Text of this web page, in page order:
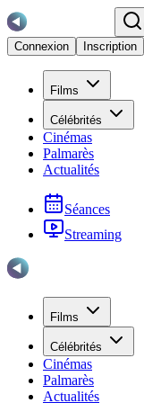
Connexion
Inscription
Films
Célébrités
Cinémas
Palmarès
Actualités
Séances
Streaming
Films
Célébrités
Cinémas
Palmarès
Actualités